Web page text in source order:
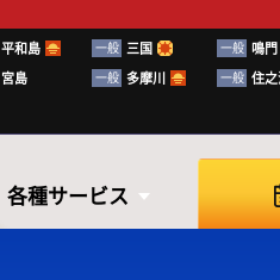
平和島 一般 三国 一般 鳴門
宮島 一般 多摩川 一般 住之
各種サービス